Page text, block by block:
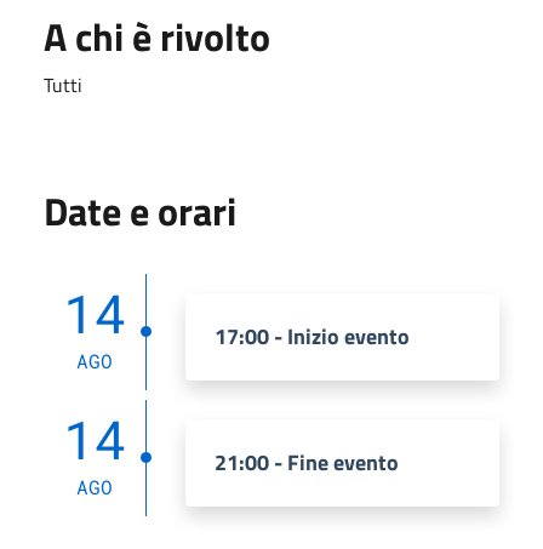
A chi è rivolto
Tutti
Date e orari
14
AGO
17:00 - Inizio evento
14
AGO
21:00 - Fine evento